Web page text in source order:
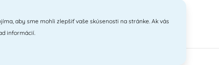
aby sme mohli zlepšiť vaše skúsenosti na stránke. Ak vás
informácií.